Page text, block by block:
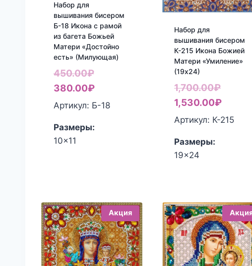
Набор для
вышивания бисером
Б-18 Икона с рамой
из багета Божьей
Матери «Достойно
есть» (Милующая)
450.00₽Первоначальная
цена
составляла
380.00₽Текущая
цена:
Артикул: Б-18
Размеры:
10x11
Набор для
вышивания бисером
К-215 Икона Божией
Матери «Умиление»
(19х24)
1,700.00₽
цена
1,530.00₽
цена:
Артикул: К-215
Размеры:
19x24
Акция